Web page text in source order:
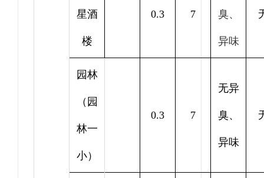
星酒
楼
0.3 7 臭、
异味
园林
（园
林一
小）
0.3 7
无异
臭、
异味